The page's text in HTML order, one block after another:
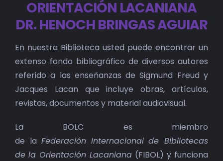
BIBLIOTECA
RED EOL
MEDIODICHO
ACTUALIDAD
ORIENTACIÓN LACANIANA
DR. HENOCH BRINGAS AGUIAR
En nuestra Biblioteca usted puede encontrar un
extenso fondo bibliográfico de diversos autores
referido a las enseñanzas de Sigmund Freud y
Jacques Lacan que incluye obras, artículos,
revistas, documentos y material audiovisual.
La BOLC es miembro
de laFederación Internacional de Bibliotecas
de la Orientación Lacaniana (FIBOL) y funciona